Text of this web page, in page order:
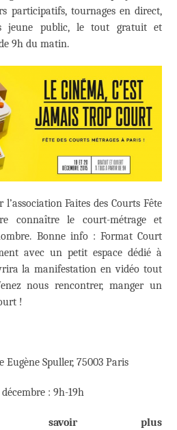
participatifs, tournages en direct,
jeune public, le tout gratuit et
9h du matin.
l’association Faites des Courts Fête
connaître le court-métrage et
Bonne info : Format Court
avec un petit espace dédié à
la manifestation en vidéo tout
nous rencontrer, manger un
!
Eugène Spuller, 75003 Paris
: 9h-19h
savoir plus